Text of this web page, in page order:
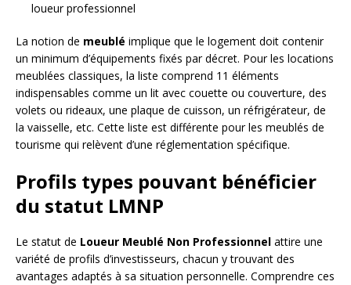
loueur professionnel
La notion de meublé implique que le logement doit contenir
un minimum d’équipements fixés par décret. Pour les locations
meublées classiques, la liste comprend 11 éléments
indispensables comme un lit avec couette ou couverture, des
volets ou rideaux, une plaque de cuisson, un réfrigérateur, de
la vaisselle, etc. Cette liste est différente pour les meublés de
tourisme qui relèvent d’une réglementation spécifique.
Profils types pouvant bénéficier
du statut LMNP
Le statut de Loueur Meublé Non Professionnel attire une
variété de profils d’investisseurs, chacun y trouvant des
avantages adaptés à sa situation personnelle. Comprendre ces